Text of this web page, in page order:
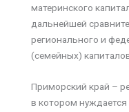
материнского
дальнейшей
регионального и
(семейных)
Приморский край –
в котором